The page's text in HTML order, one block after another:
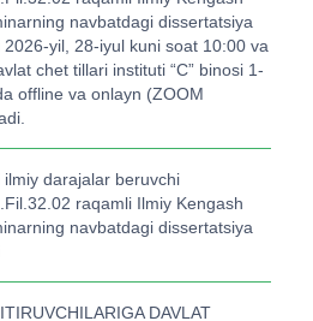
navbatdagi dissertatsiya
yil, 28-iyul kuni soat 10:00 va
chet tillari instituti “C” binosi 1-
offline va onlayn (ZOOM
darajalar beruvchi
raqamli Ilmiy Kengash
navbatdagi dissertatsiya
DAVLAT